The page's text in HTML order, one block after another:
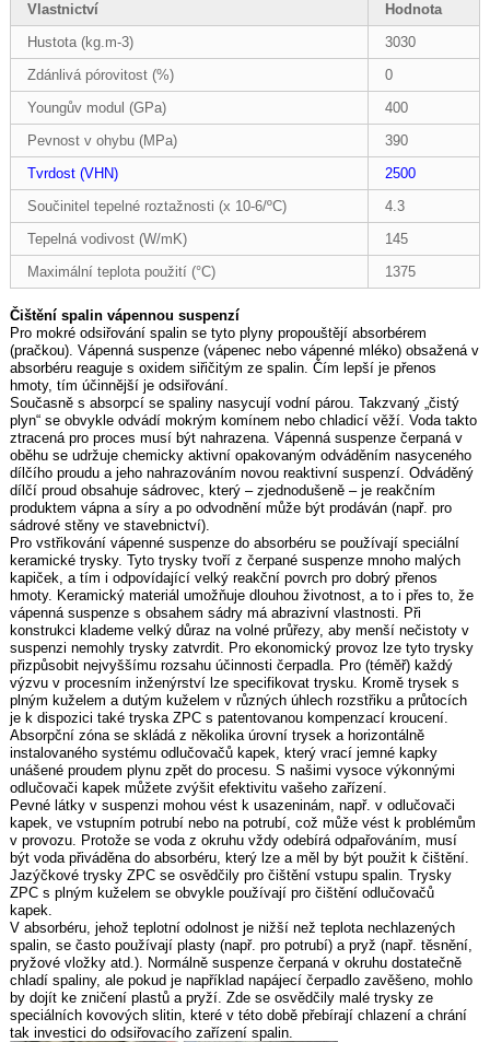
Vlastnictví
Hodnota
Hustota (kg.m-3)
3030
Zdánlivá pórovitost (%)
0
Youngův modul (GPa)
400
Pevnost v ohybu (MPa)
390
Tvrdost (VHN)
2500
Součinitel tepelné roztažnosti (x 10-6/ºC)
4.3
Tepelná vodivost (W/mK)
145
Maximální teplota použití (°C)
1375
Čištění spalin vápennou suspenzí
Pro mokré odsiřování spalin se tyto plyny propouštějí absorbérem
(pračkou). Vápenná suspenze (vápenec nebo vápenné mléko) obsažená v
absorbéru reaguje s oxidem siřičitým ze spalin. Čím lepší je přenos
hmoty, tím účinnější je odsiřování.
Současně s absorpcí se spaliny nasycují vodní párou. Takzvaný „čistý
plyn“ se obvykle odvádí mokrým komínem nebo chladicí věží. Voda takto
ztracená pro proces musí být nahrazena. Vápenná suspenze čerpaná v
oběhu se udržuje chemicky aktivní opakovaným odváděním nasyceného
dílčího proudu a jeho nahrazováním novou reaktivní suspenzí. Odváděný
dílčí proud obsahuje sádrovec, který – zjednodušeně – je reakčním
produktem vápna a síry a po odvodnění může být prodáván (např. pro
sádrové stěny ve stavebnictví).
Pro vstřikování vápenné suspenze do absorbéru se používají speciální
keramické trysky. Tyto trysky tvoří z čerpané suspenze mnoho malých
kapiček, a tím i odpovídající velký reakční povrch pro dobrý přenos
hmoty. Keramický materiál umožňuje dlouhou životnost, a to i přes to, že
vápenná suspenze s obsahem sádry má abrazivní vlastnosti. Při
konstrukci klademe velký důraz na volné průřezy, aby menší nečistoty v
suspenzi nemohly trysky zatvrdit. Pro ekonomický provoz lze tyto trysky
přizpůsobit nejvyššímu rozsahu účinnosti čerpadla. Pro (téměř) každý
výzvu v procesním inženýrství lze specifikovat trysku. Kromě trysek s
plným kuželem a dutým kuželem v různých úhlech rozstřiku a průtocích
je k dispozici také tryska ZPC s patentovanou kompenzací kroucení.
Absorpční zóna se skládá z několika úrovní trysek a horizontálně
instalovaného systému odlučovačů kapek, který vrací jemné kapky
unášené proudem plynu zpět do procesu. S našimi vysoce výkonnými
odlučovači kapek můžete zvýšit efektivitu vašeho zařízení.
Pevné látky v suspenzi mohou vést k usazeninám, např. v odlučovači
kapek, ve vstupním potrubí nebo na potrubí, což může vést k problémům
v provozu. Protože se voda z okruhu vždy odebírá odpařováním, musí
být voda přiváděna do absorbéru, který lze a měl by být použit k čištění.
Jazýčkové trysky ZPC se osvědčily pro čištění vstupu spalin. Trysky
ZPC s plným kuželem se obvykle používají pro čištění odlučovačů
kapek.
V absorbéru, jehož teplotní odolnost je nižší než teplota nechlazených
spalin, se často používají plasty (např. pro potrubí) a pryž (např. těsnění,
pryžové vložky atd.). Normálně suspenze čerpaná v okruhu dostatečně
chladí spaliny, ale pokud je například napájecí čerpadlo zavěšeno, mohlo
by dojít ke zničení plastů a pryží. Zde se osvědčily malé trysky ze
speciálních kovových slitin, které v této době přebírají chlazení a chrání
tak investici do odsiřovacího zařízení spalin.